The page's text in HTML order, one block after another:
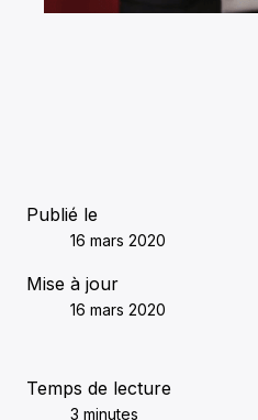
Publié le
16 mars 2020
Mise à jour
16 mars 2020
Temps de lecture
3 minutes